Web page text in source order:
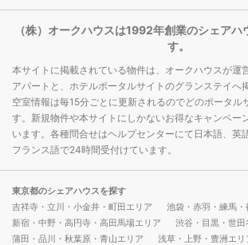
（株）オークハウスは1992年創業のシェア
す。
本サイトに掲載されている物件は、オークハウスが運
アパートと、ホテルポータルサイトのグランステイへ
空室情報は毎15分ごとに更新されるのでどのポータル
す。新規物件や本サイトにしかないお得なキャンペー
います。各種問合せはヘルプセンターにて日本語、英
フランス語で24時間受付けています。
東京都のシェアハウスを探す
吉祥寺・立川・小金井・町田エリア
池袋・赤羽・練馬・
新宿・中野・高円寺・高田馬場エリア
渋谷・目黒・世田
蒲田・品川・秋葉原・青山エリア
浅草・上野・豊洲エリ